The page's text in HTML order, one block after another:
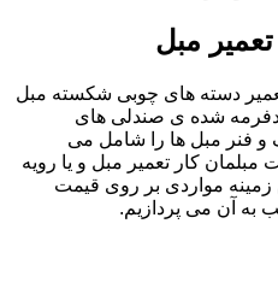
مبل
دسته های چوبی شکسته مبل
دفرمه شده ی صندلی های
و فنر مبل ها را شامل می
کار تعمیر مبل و یا رویه
زمینه مواردی بر روی قیمت
به آن می پردازیم.